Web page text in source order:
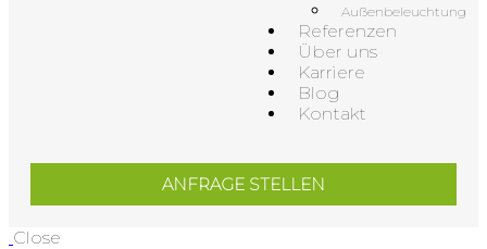
Außenbeleuchtung
Referenzen
Über uns
Karriere
Blog
Kontakt
ANFRAGE STELLEN
Close